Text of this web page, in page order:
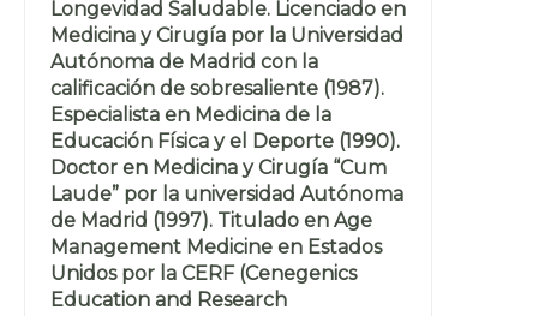
Longevidad Saludable. Licenciado en
Medicina y Cirugía por la Universidad
Autónoma de Madrid con la
calificación de sobresaliente (1987).
Especialista en Medicina de la
Educación Física y el Deporte (1990).
Doctor en Medicina y Cirugía “Cum
Laude” por la universidad Autónoma
de Madrid (1997). Titulado en Age
Management Medicine en Estados
Unidos por la CERF (Cenegenics
Education and Research